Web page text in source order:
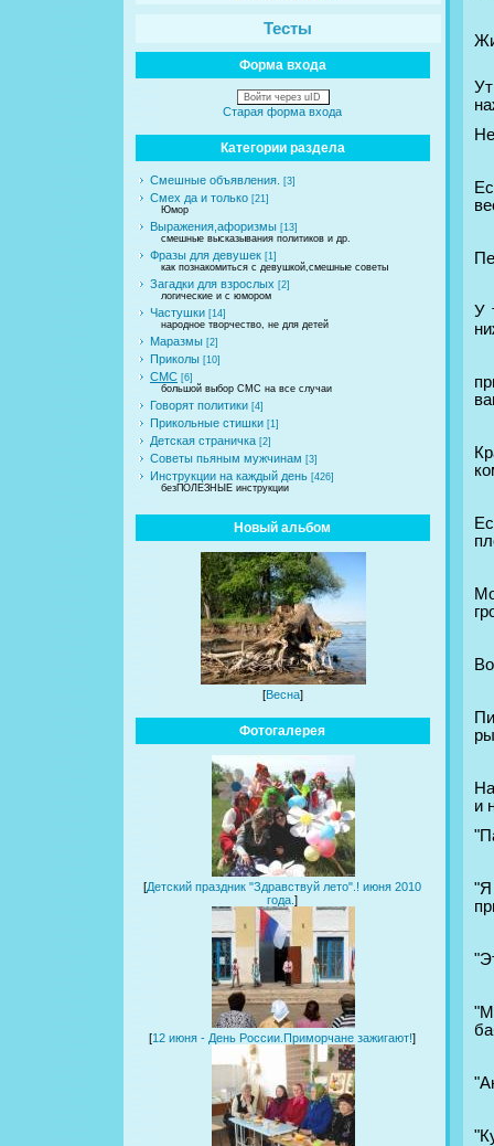
Тесты
Форма входа
Войти через uID
Старая форма входа
Категории раздела
Смешные объявления. [3]
Смех да и только [21]
Юмор
Выражения,афоризмы [13]
смешные высказывания политиков и др.
Фразы для девушек [1]
как познакомиться с девушкой,смешные советы
Загадки для взрослых [2]
логические и с юмором
Частушки [14]
народное творчество, не для детей
Маразмы [2]
Приколы [10]
СМС [6]
большой выбор СМС на все случаи
Говорят политики [4]
Прикольные стишки [1]
Детская страничка [2]
Советы пьяным мужчинам [3]
Инструкции на каждый день [426]
безПОЛЕЗНЫЕ инструкции
Новый альбом
[Весна]
Фотогалерея
[Детский праздник "Здравствуй лето".! июня 2010
года.]
[12 июня - День России.Приморчане зажигают!]
У
и
"Я